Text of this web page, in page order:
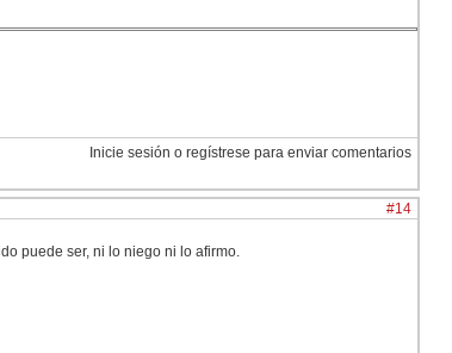
Inicie sesión o regístrese para enviar comentarios
#14
puede ser, ni lo niego ni lo afirmo.